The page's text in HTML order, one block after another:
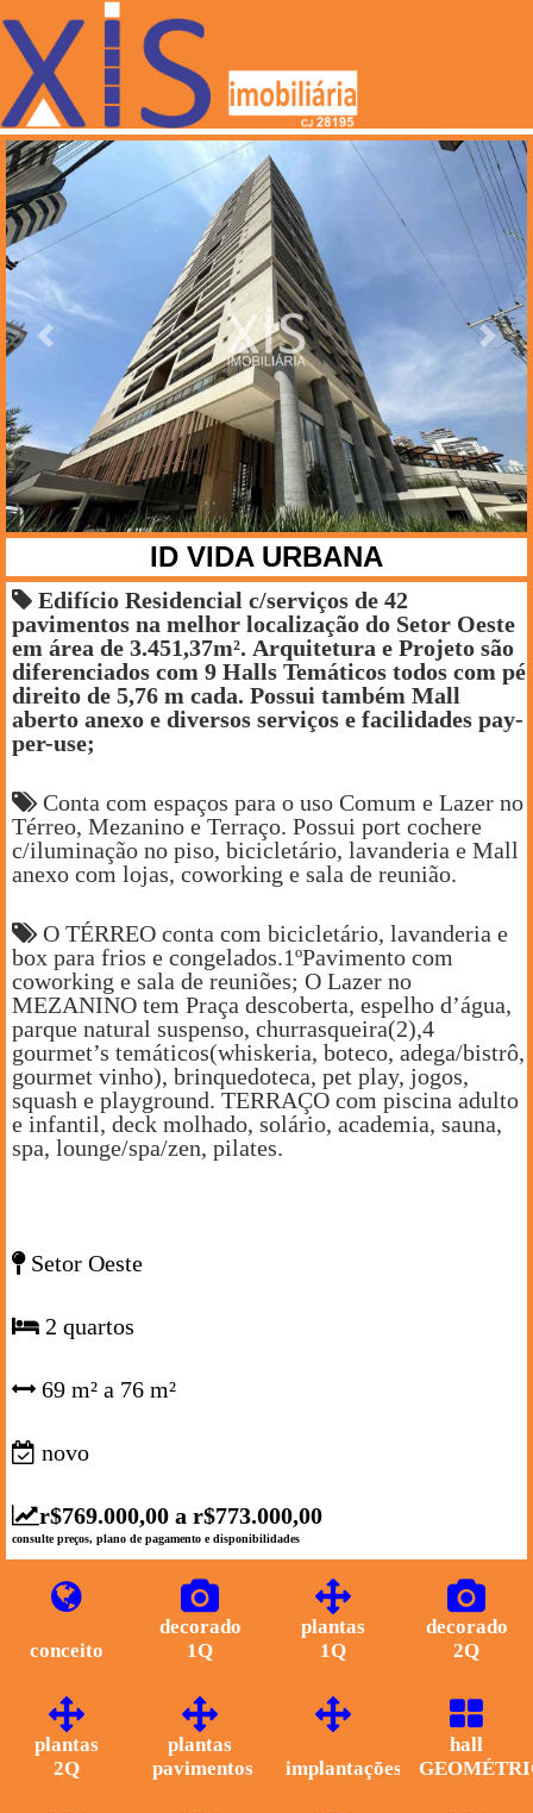
Anterior
ID VIDA URBANA
Edifício Residencial c/serviços de 42
pavimentos na melhor localização do Setor Oeste
em área de 3.451,37m². Arquitetura e Projeto são
diferenciados com 9 Halls Temáticos todos com pé
direito de 5,76 m cada. Possui também Mall
aberto anexo e diversos serviços e facilidades pay-
per-use;
Conta com espaços para o uso Comum e Lazer no
Térreo, Mezanino e Terraço. Possui port cochere
c/iluminação no piso, bicicletário, lavanderia e Mall
anexo com lojas, coworking e sala de reunião.
O TÉRREO conta com bicicletário, lavanderia e
box para frios e congelados.1ºPavimento com
coworking e sala de reuniões; O Lazer no
MEZANINO tem Praça descoberta, espelho d’água,
parque natural suspenso, churrasqueira(2),4
gourmet’s temáticos(whiskeria, boteco, adega/bistrô,
gourmet vinho), brinquedoteca, pet play, jogos,
squash e playground. TERRAÇO com piscina adulto
e infantil, deck molhado, solário, academia, sauna,
spa, lounge/spa/zen, pilates.
Setor Oeste
2 quartos
69 m² a 76 m²
novo
r$769.000,00 a r$773.000,00
consulte preços, plano de pagamento e disponibilidades
conceito
decorado
1Q
plantas
1Q
decorado
2Q
plantas
2Q
plantas
pavimentos
implantações
hall